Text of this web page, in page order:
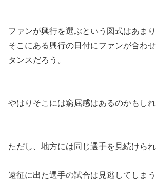
ファンが興行を選ぶという図式はあまり
そこにある興行の日付にファンが合わ
タンスだろう。
やはりそこには窮屈感はあるのかもしれ
ただし、地方には同じ選手を見続けられ
遠征に出た選手の試合は見逃してしまう